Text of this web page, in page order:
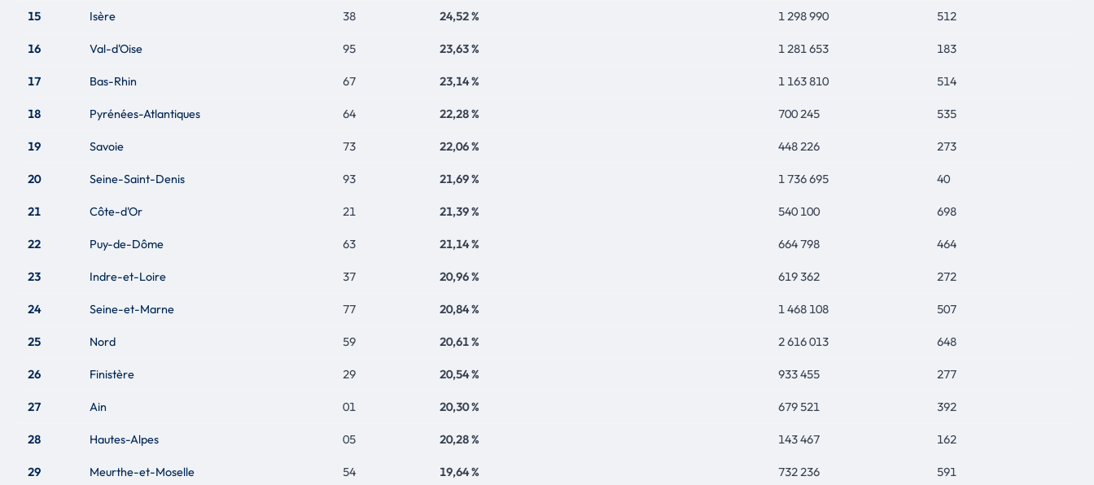
15 Isère 38 24,52 % 1 298 990 512
16 Val-d'Oise 95 23,63 % 1 281 653 183
17 Bas-Rhin 67 23,14 % 1 163 810 514
18 Pyrénées-Atlantiques 64 22,28 % 700 245 535
19 Savoie 73 22,06 % 448 226 273
20 Seine-Saint-Denis 93 21,69 % 1 736 695 40
21 Côte-d'Or 21 21,39 % 540 100 698
22 Puy-de-Dôme 63 21,14 % 664 798 464
23 Indre-et-Loire 37 20,96 % 619 362 272
24 Seine-et-Marne 77 20,84 % 1 468 108 507
25 Nord 59 20,61 % 2 616 013 648
26 Finistère 29 20,54 % 933 455 277
27 Ain 01 20,30 % 679 521 392
28 Hautes-Alpes 05 20,28 % 143 467 162
29 Meurthe-et-Moselle 54 19,64 % 732 236 591